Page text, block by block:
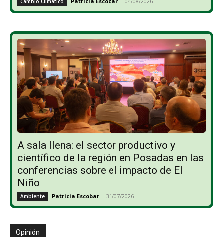
Cambio Climático
A sala llena: el sector productivo y
científico de la región en Posadas en las
conferencias sobre el impacto de El
Niño
Ambiente Patricia Escobar - 31/07/2026
Opinión